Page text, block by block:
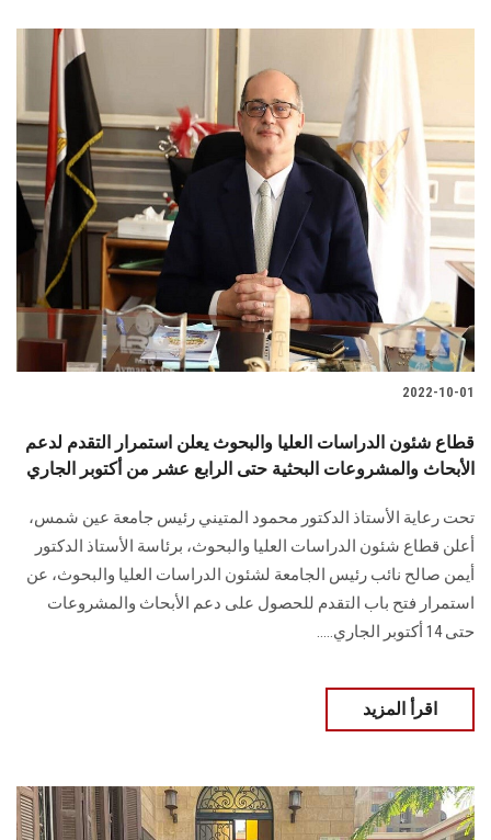
الأنظمة الذكية
الإعلام
تواصل معنا
الطلاب
هيئة التدريس
الدراسات العليا
الموظفون
الزائـرون
سجل الان
2022-10-01
قطاع شئون الدراسات العليا والبحوث يعلن استمرار التقدم لدعم
الأبحاث والمشروعات البحثية حتى الرابع عشر من أكتوبر الجاري
تحت رعاية الأستاذ الدكتور محمود المتيني رئيس جامعة عين شمس،
أعلن قطاع شئون الدراسات العليا والبحوث، برئاسة الأستاذ الدكتور
أيمن صالح نائب رئيس الجامعة لشئون الدراسات العليا والبحوث، عن
استمرار فتح باب التقدم للحصول على دعم الأبحاث والمشروعات
حتى 14 أكتوبر الجاري.....
اقرأ المزيد